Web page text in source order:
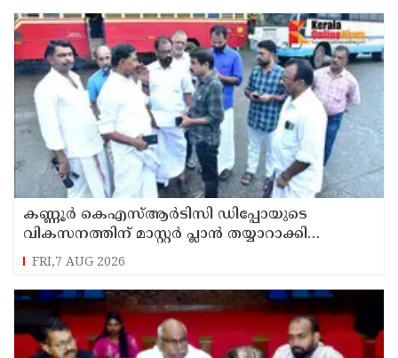
കണ്ണൂർ കെഎസ്ആർടിസി ഡിപ്പോയുടെ
വികസനത്തിന് മാസ്റ്റർ പ്ലാൻ തയ്യാറാക്കി
സമർപ്പിക്കും : ടി ഒ മോഹനൻ എം എൽ എ
FRI,7 AUG 2026